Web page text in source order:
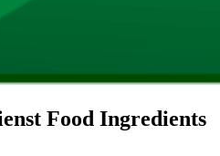
Food Ingredients